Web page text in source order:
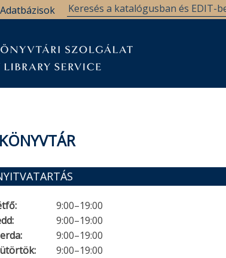
Adatbázisok
9:00–19:00
9:00–19:00
9:00–19:00
9:00–19:00